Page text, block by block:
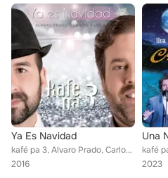
Ya Es Navidad
kafé pa 3, Alvaro Prado, Carlos Varela
2016
2023